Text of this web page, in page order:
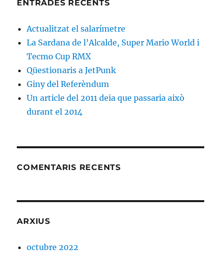
ENTRADES RECENTS
Actualitzat el salarímetre
La Sardana de l’Alcalde, Super Mario World i
Tecmo Cup RMX
Qüestionaris a JetPunk
Giny del Referèndum
Un article del 2011 deia que passaria això
durant el 2014
COMENTARIS RECENTS
ARXIUS
octubre 2022